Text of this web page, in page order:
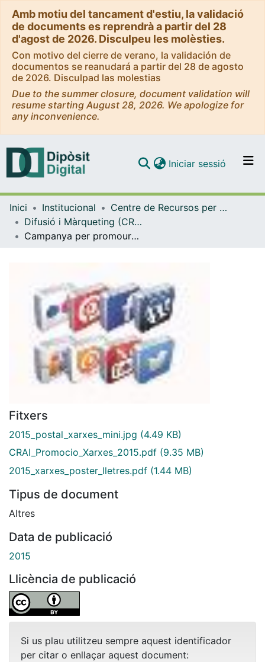
Amb motiu del tancament d'estiu, la validació
de documents es reprendrà a partir del 28
d'agost de 2026. Disculpeu les molèsties.
Con motivo del cierre de verano, la validación de
documentos se reanudará a partir del 28 de agosto
de 2026. Disculpad las molestias
Due to the summer closure, document validation will
resume starting August 28, 2026. We apologize for
any inconvenience.
Navega per tot el DD
Iniciar sessió (current)
Inici Institucional
Centre de Recursos per a l'Aprenentatge i la Investigació (CRAI-UB) - Institucional
Difusió i Màrqueting (CRAI-UB)
Campanya per promoure les xarxes socials del CRAI UB (2015)
Fitxers
2015_postal_xarxes_mini.jpg (4.49 KB)
CRAI_Promocio_Xarxes_2015.pdf (9.35 MB)
2015_xarxes_poster_lletres.pdf (1.44 MB)
Tipus de document
Altres
Data de publicació
2015
Llicència de publicació
Si us plau utilitzeu sempre aquest identificador
per citar o enllaçar aquest document: